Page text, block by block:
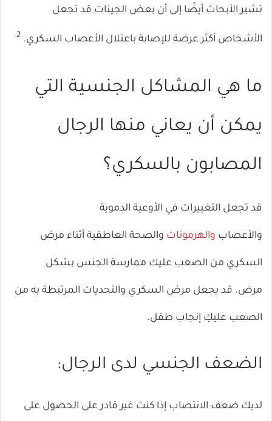
تشير الأبحاث أيضًا إلى أن بعض الجينات قد تجعل
الأشخاص أكثر عرضة للإصابة باعتلال الأعصاب السكري. 2
ما هي المشاكل الجنسية التي
يمكن أن يعاني منها الرجال
المصابون بالسكري؟
قد تجعل التغييرات في الأوعية الدموية
والأعصاب والهرمونات والصحة العاطفية أثناء مرض
السكري من الصعب عليك ممارسة الجنس بشكل
مرض. قد يجعل مرض السكري والتحديات المرتبطة به من
الصعب عليكِ إنجاب طفل.
الضعف الجنسي لدى الرجال:
لديك ضعف الانتصاب إذا كنت غير قادر على الحصول على